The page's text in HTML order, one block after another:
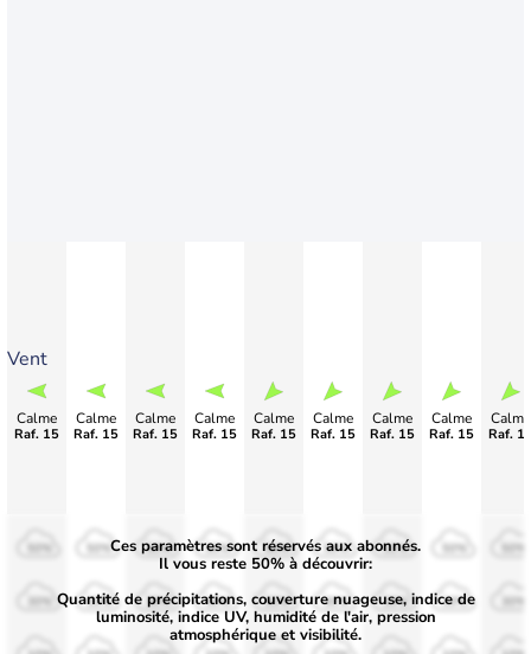
Vent
Calme
Raf. 15
Calme
Raf. 15
Calme
Raf. 15
Calme
Raf. 15
Calme
Raf. 15
Calme
Raf. 15
Calme
Raf. 15
Calme
Raf. 15
Calme
Raf.
50%
30%
50%
30%
50%
30%
50%
30%
50%
30%
50%
30%
50%
30%
Ces paramètres sont réservés aux abonnés.
Il vous reste 50% à découvrir:
Quantité de précipitations, couverture nuageuse, indice de
luminosité, indice UV, humidité de l'air, pression
atmosphérique et visibilité.